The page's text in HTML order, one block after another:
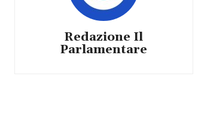
Redazione Il
Parlamentare